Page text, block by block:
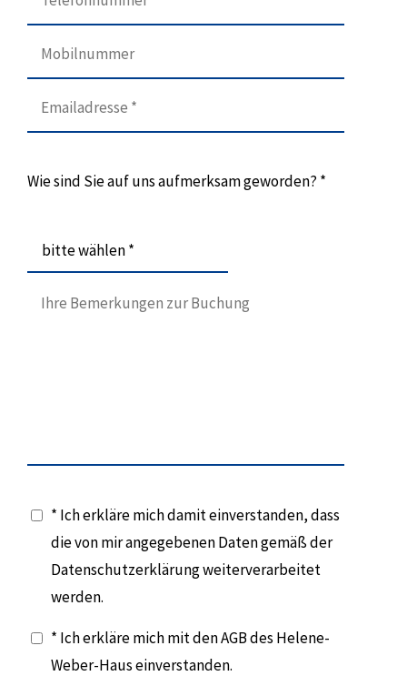
Wie sind Sie auf uns aufmerksam geworden? *
bitte wählen *
* Ich erkläre mich damit einverstanden, dass
die von mir angegebenen Daten gemäß der
Datenschutzerklärung weiterverarbeitet
werden.
* Ich erkläre mich mit den AGB des Helene-
Weber-Haus einverstanden.